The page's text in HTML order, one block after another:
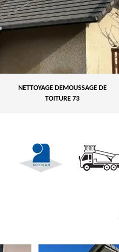
NETTOYAGE DEMOUSSAGE DE
TOITURE 73